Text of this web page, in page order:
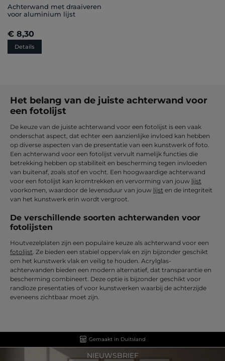
Achterwand met draaiveren
voor aluminium lijst
€ 8,30
Details
Het belang van de juiste achterwand voor
een fotolijst
De keuze van de juiste achterwand voor een fotolijst is een vaak
onderschat aspect, dat echter een aanzienlijke invloed kan hebben
op diverse aspecten van de presentatie van een kunstwerk of foto.
Een achterwand voor een fotolijst vervult namelijk functies die
betrekking hebben op stabiliteit en bescherming tegen invloeden
van buitenaf, zoals stof en vocht. Een hoogwaardige achterwand
voor een fotolijst kan kromtrekken en vervorming van jouw lijst
voorkomen, waardoor de levensduur van jouw lijst en de integriteit
van het kunstwerk erin wordt vergroot.
De verschillende soorten achterwanden voor
fotolijsten
Houtvezelplaten zijn een populaire keuze als achterwand voor een
fotolijst . Ze bieden een stabiel oppervlak en zijn bijzonder geschikt
om het kunstwerk vlak en veilig te houden. Acrylglas-
achterwanden bieden een modern alternatief, dat transparantie en
bescherming combineert. Deze optie is bijzonder geschikt voor
randloze presentaties of voor kunstwerken waarbij de achterzijde
eveneens zichtbaar moet zijn.
Gemaakt in Duitsland
NIEUWSBRIEF